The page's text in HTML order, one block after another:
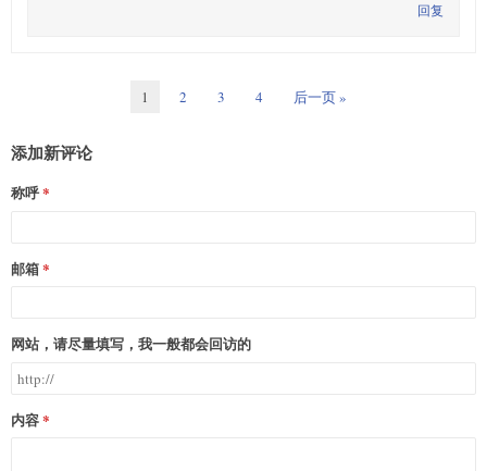
回复
1 2 3 4 后一页 »
添加新评论
称呼
邮箱
网站，请尽量填写，我一般都会回访的
内容